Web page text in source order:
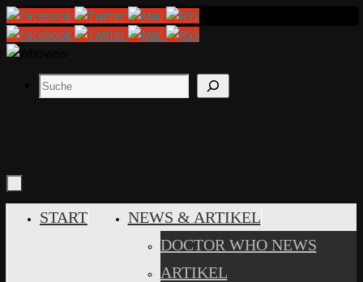
Zum
Inhalt
springen
Suchen
INHALT
START
NEWS & ARTIKEL
DOCTOR WHO NEWS
ARTIKEL